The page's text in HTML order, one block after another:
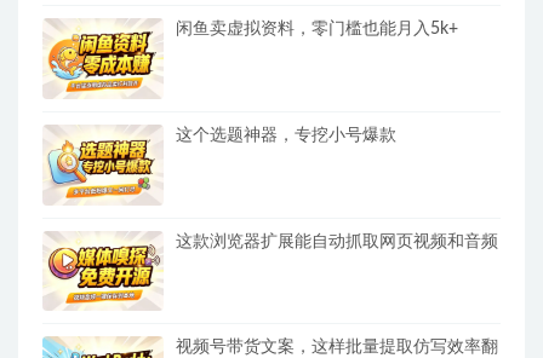
闲鱼卖虚拟资料，零门槛也能月入5k+
这个选题神器，专挖小号爆款
这款浏览器扩展能自动抓取网页视频和音频
视频号带货文案，这样批量提取仿写效率翻